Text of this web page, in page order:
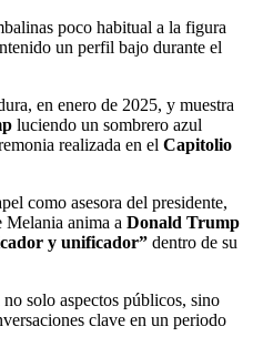
poco habitual a la figura
un perfil bajo durante el
en enero de 2025, y muestra
luciendo un sombrero azul
realizada en el Capitolio
como asesora del presidente,
anima a Donald Trump
y unificador” dentro de su
solo aspectos públicos, sino
clave en un periodo